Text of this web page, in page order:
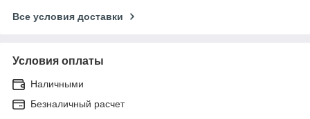
Все условия доставки
Условия оплаты
Наличными
Безналичный расчет